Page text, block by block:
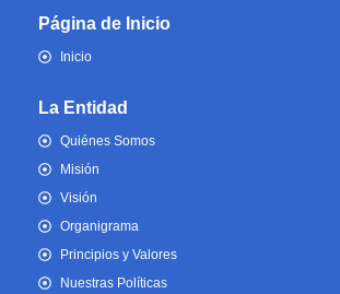
Página de Inicio
Inicio
La Entidad
Quiénes Somos
Misión
Visión
Organigrama
Principios y Valores
Nuestras Políticas